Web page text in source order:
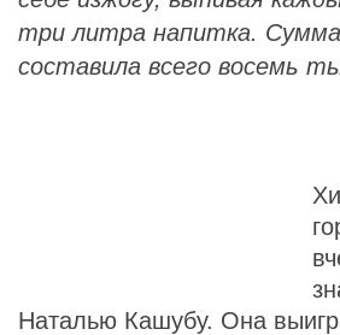
три литра напитка. Сумма
составила всего восемь
Наталью Кашубу. Она